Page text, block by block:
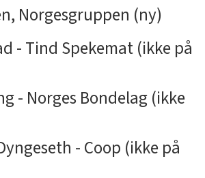
Norgesgruppen (ny)
- Tind Spekemat (ikke på
- Norges Bondelag (ikke
- Coop (ikke på